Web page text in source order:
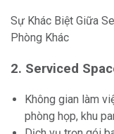
Sự Khác Biệt Giữa
Phòng Khác
2. Serviced
Không gian làm
phòng họp, khu